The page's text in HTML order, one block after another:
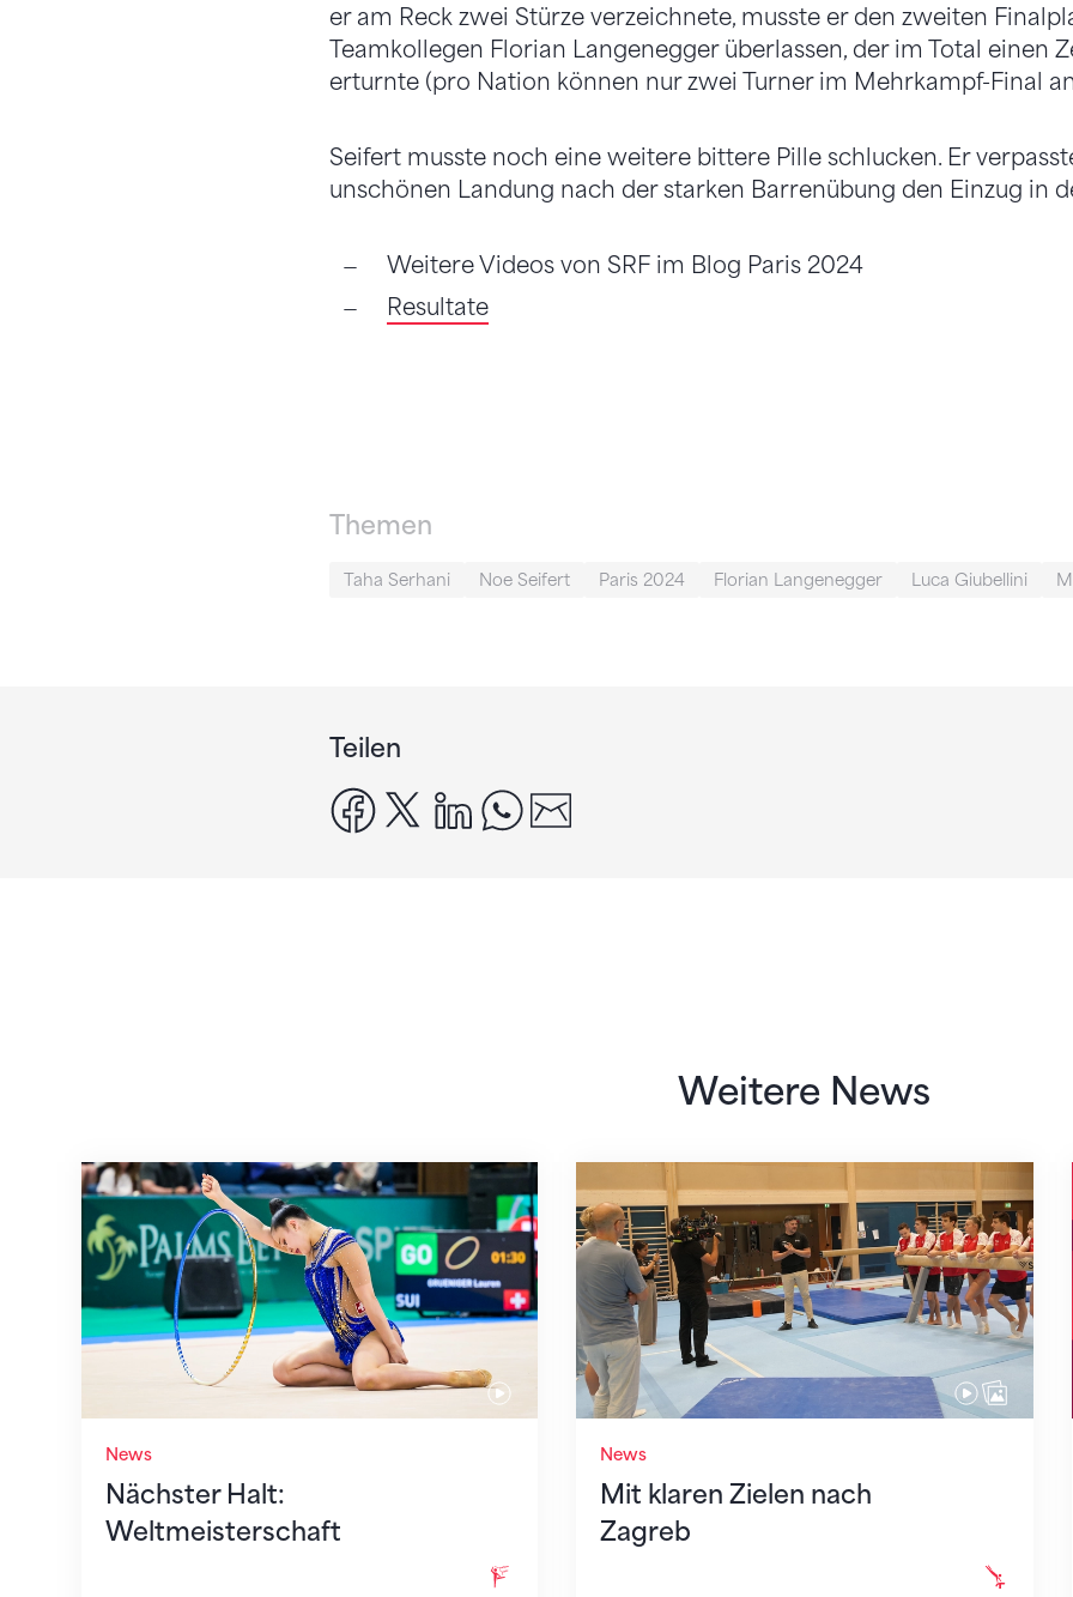
er am Reck zwei Stürze verzeichnete, musste er den zweiten
Teamkollegen Florian Langenegger überlassen, der im Total einen
erturnte (pro Nation können nur zwei Turner im Mehrkampf-Final
Seifert musste noch eine weitere bittere Pille schlucken. Er
unschönen Landung nach der starken Barrenübung den Einzug in
Weitere Videos von SRF im Blog Paris 2024
Resultate
Themen
Taha Serhani Noe Seifert Paris 2024 Florian Langenegger Luca Giubellini
Teilen
facebook
x linkedinwhatsapp
Weitere News
News
Nächster Halt:
Weltmeisterschaft
Nächster Halt: Weltmeisterschaft
News
Mit klaren Zielen nach
Zagreb
Mit klaren Zielen nach Zagreb